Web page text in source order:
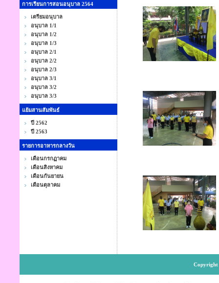
การเรียนการสอนอนุบาล 2564
เตรียมอนุบาล
อนุบาล 1/1
อนุบาล 1/2
อนุบาล 1/3
อนุบาล 2/1
อนุบาล 2/2
อนุบาล 2/3
อนุบาล 3/1
อนุบาล 3/2
อนุบาล 3/3
แย้มสานสัมพันธ์
ปี 2562
ปี 2563
รายการอาหารกลางวัน
เดือนกรกฏาคม
เดือนสิงหาคม
เดือนกันยายน
เดือนตุลาคม
Copyright